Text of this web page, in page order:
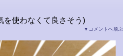
を使わなくて良さそう)
▼コメントへ飛ぶ